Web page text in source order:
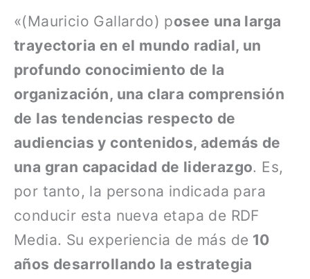
«(Mauricio Gallardo) posee una larga
trayectoria en el mundo radial, un
profundo conocimiento de la
organización, una clara comprensión
de las tendencias respecto de
audiencias y contenidos, además de
una gran capacidad de liderazgo. Es,
por tanto, la persona indicada para
conducir esta nueva etapa de RDF
Media. Su experiencia de más de 10
años desarrollando la estrategia